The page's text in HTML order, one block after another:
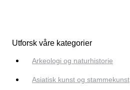
Utforsk våre kategorier
Arkeologi og naturhistorie
Asiatisk kunst og stammekunst